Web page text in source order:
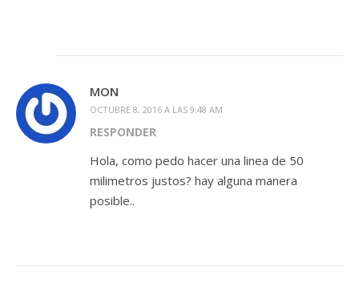
MON
OCTUBRE 8, 2016 A LAS 9:48 AM
RESPONDER
Hola, como pedo hacer una linea de 50
milimetros justos? hay alguna manera
posible..